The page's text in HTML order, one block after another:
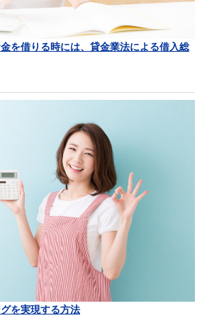
を借りる時には、貸金業法による借入総
を実現する方法